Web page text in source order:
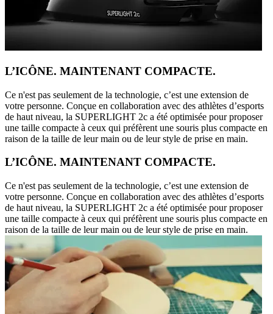
L’ICÔNE. MAINTENANT COMPACTE.
Ce n'est pas seulement de la technologie, c’est une extension de
votre personne. Conçue en collaboration avec des athlètes d’esports
de haut niveau, la SUPERLIGHT 2c a été optimisée pour proposer
une taille compacte à ceux qui préfèrent une souris plus compacte en
raison de la taille de leur main ou de leur style de prise en main.
L’ICÔNE. MAINTENANT COMPACTE.
Ce n'est pas seulement de la technologie, c’est une extension de
votre personne. Conçue en collaboration avec des athlètes d’esports
de haut niveau, la SUPERLIGHT 2c a été optimisée pour proposer
une taille compacte à ceux qui préfèrent une souris plus compacte en
raison de la taille de leur main ou de leur style de prise en main.